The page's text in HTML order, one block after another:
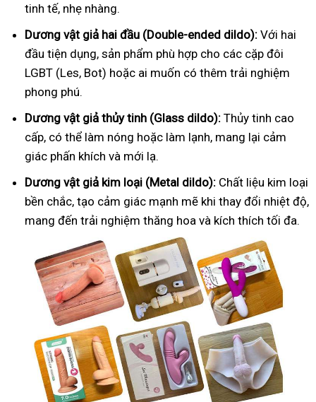
tinh tế, nhẹ nhàng.
Dương vật giả hai đầu (Double-ended dildo): Với hai
đầu tiện dụng, sản phẩm phù hợp cho các cặp đôi
LGBT (Les, Bot) hoặc ai muốn có thêm trải nghiệm
phong phú.
Dương vật giả thủy tinh (Glass dildo): Thủy tinh cao
cấp, có thể làm nóng hoặc làm lạnh, mang lại cảm
giác phấn khích và mới lạ.
Dương vật giả kim loại (Metal dildo): Chất liệu kim loại
bền chắc, tạo cảm giác mạnh mẽ khi thay đổi nhiệt độ,
mang đến trải nghiệm thăng hoa và kích thích tối đa.